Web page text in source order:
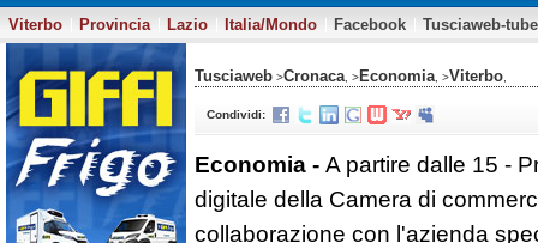
Viterbo
Provincia Lazio Italia/Mondo Facebook Tusciaweb-tube
Tusciaweb >Cronaca , >Economia , >Viterbo
Condividi:
Economia - A partire dalle 15 -
digitale della Camera di
collaborazione con l'azienda